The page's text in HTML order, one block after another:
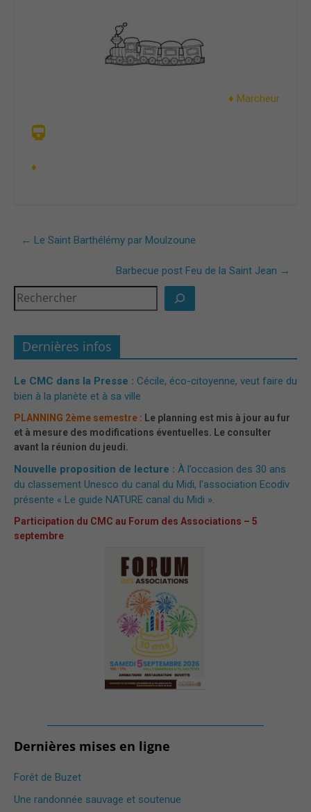
♦ Marcheur
♦
← Le Saint Barthélémy par Moulzoune
Barbecue post Feu de la Saint Jean →
Dernières infos
Le CMC dans la Presse : Cécile, éco-citoyenne, veut faire du
bien à la planète et à sa ville
PLANNING 2ème semestre : Le planning est mis à jour au fur
et à mesure des modifications éventuelles. Le consulter
avant la réunion du jeudi.
Nouvelle proposition de lecture : À l’occasion des 30 ans
du classement Unesco du canal du Midi, l’association Ecodiv
présente « Le guide NATURE canal du Midi ».
Participation du CMC au Forum des Associations – 5
septembre
Dernières mises en ligne
Forêt de Buzet
Une randonnée sauvage et soutenue